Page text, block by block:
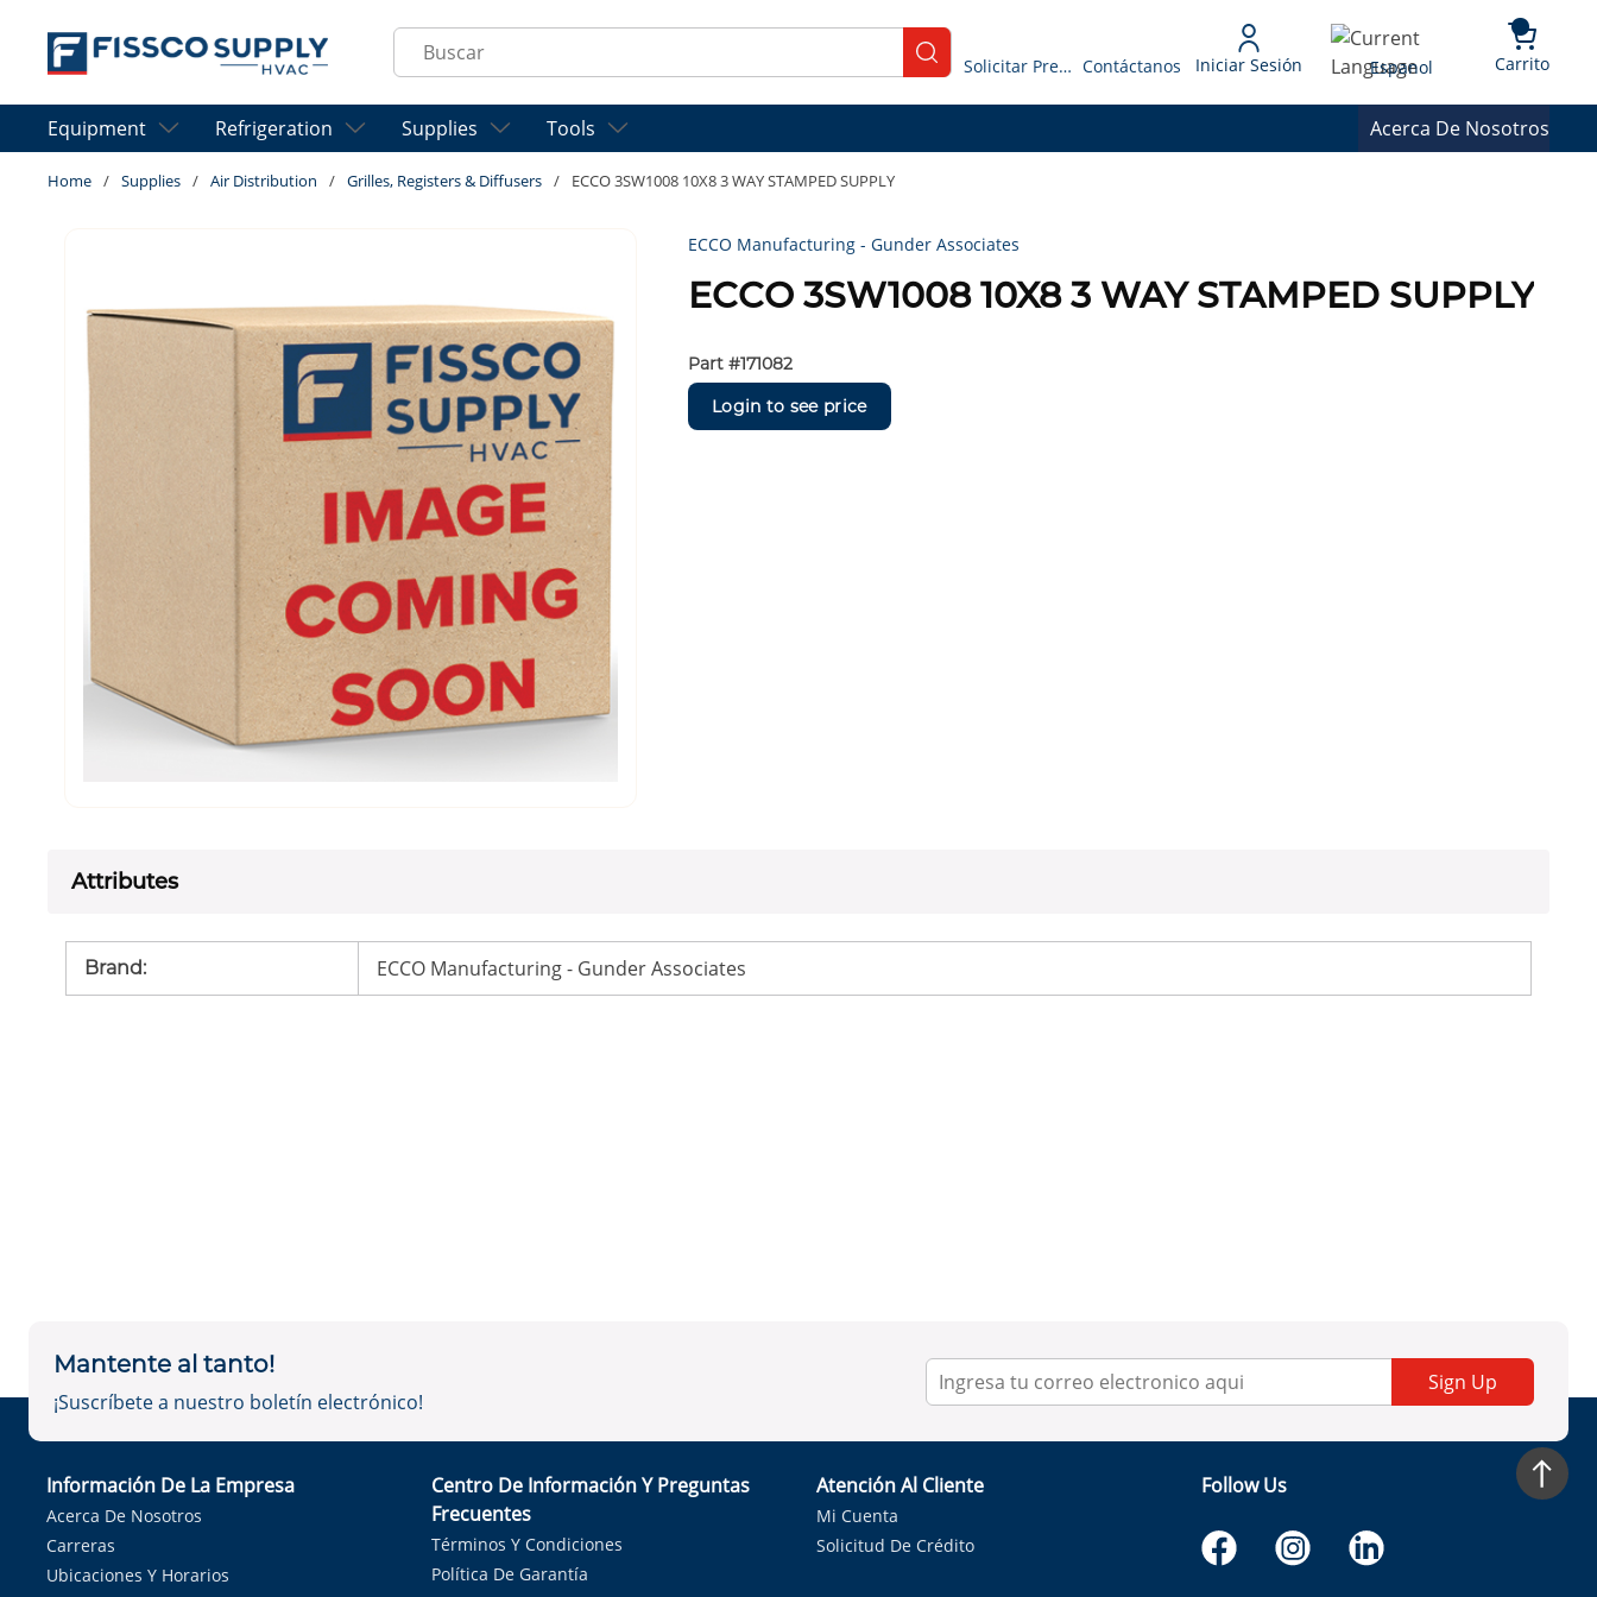
Skip to main content
Site Search
submit search
Solicitar Presupuesto Contáctanos Iniciar Sesión Language
Espanol Carrito{0}
Equipment Refrigeration Supplies Tools Acerca De Nosotros
Home / Supplies / Air Distribution / Grilles, Registers & Diffusers / ECCO 3SW1008 10X8 3 WAY STAMPED SUPPLY
ECCO Manufacturing - Gunder Associates
ECCO 3SW1008 10X8 3 WAY STAMPED SUPPLY
Part #171082
Login to see price
Attributes
Brand: ECCO Manufacturing - Gunder Associates
Mantente al tanto!
¡Suscríbete a nuestro boletín electrónico!
Sign Up
Información De La Empresa
Acerca De Nosotros
Carreras
Ubicaciones Y Horarios
Centro De Información Y Preguntas
Frecuentes
Términos Y Condiciones
Política De Garantía
Atención Al Cliente
Mi Cuenta
Solicitud De Crédito
Follow Us